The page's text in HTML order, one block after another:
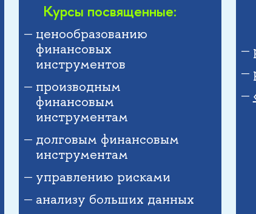
Курсы посвященные:
ценообразованию
финансовых
инструментов
производным
финансовым
инструментам
долговым финансовым
инструментам
управлению рисками
анализу больших данных